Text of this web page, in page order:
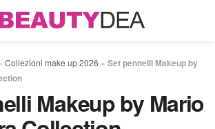
Collezioni make up 2026 » Set pennelli Makeup by
Makeup by Mario